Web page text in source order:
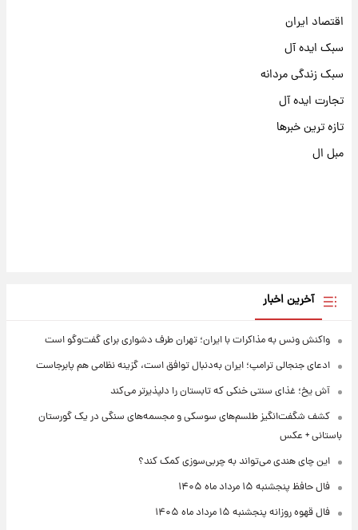
اقتصاد ایران
سبک ایده آل
سبک زندگی مردانه
تجارت ایده آل
تازه ترین خبرها
مبل ال
آخرین اخبار
واکنش ونس به مذاکرات با ایران؛ تهران طرف دشواری برای گفت‌وگو است
ادعای جنجالی ترامپ؛ ایران به‌دنبال توافق است، گزینه نظامی هم پابرجاست
آش یخ؛ غذای سنتی خنکی که تابستان را دلپذیرتر می‌کند
کشف شگفت‌انگیز طلسم‌های سوسکی و مجسمه‌های سنگی در یک گورستان
باستانی + عکس
این چای هندی می‌تواند به چربی‌سوزی کمک کند؟
فال حافظ پنجشنبه ۱۵ مرداد ماه ۱۴۰۵
فال قهوه روزانه پنجشنبه ۱۵ مرداد ماه ۱۴۰۵